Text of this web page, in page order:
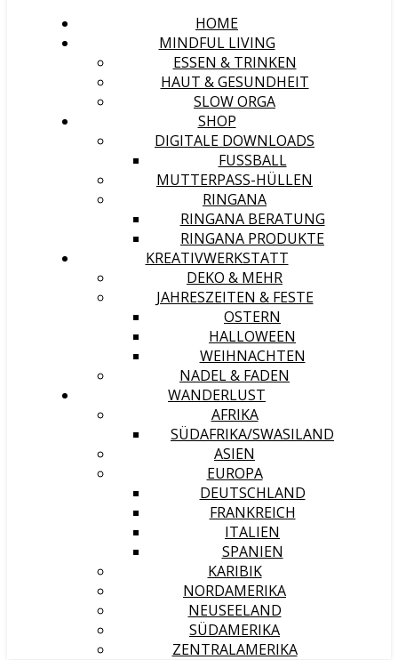
HOME
MINDFUL LIVING
ESSEN & TRINKEN
HAUT & GESUNDHEIT
SLOW ORGA
SHOP
DIGITALE DOWNLOADS
FUSSBALL
MUTTERPASS-HÜLLEN
RINGANA
RINGANA BERATUNG
RINGANA PRODUKTE
KREATIVWERKSTATT
DEKO & MEHR
JAHRESZEITEN & FESTE
OSTERN
HALLOWEEN
WEIHNACHTEN
NADEL & FADEN
WANDERLUST
AFRIKA
SÜDAFRIKA/SWASILAND
ASIEN
EUROPA
DEUTSCHLAND
FRANKREICH
ITALIEN
SPANIEN
KARIBIK
NORDAMERIKA
NEUSEELAND
SÜDAMERIKA
ZENTRALAMERIKA